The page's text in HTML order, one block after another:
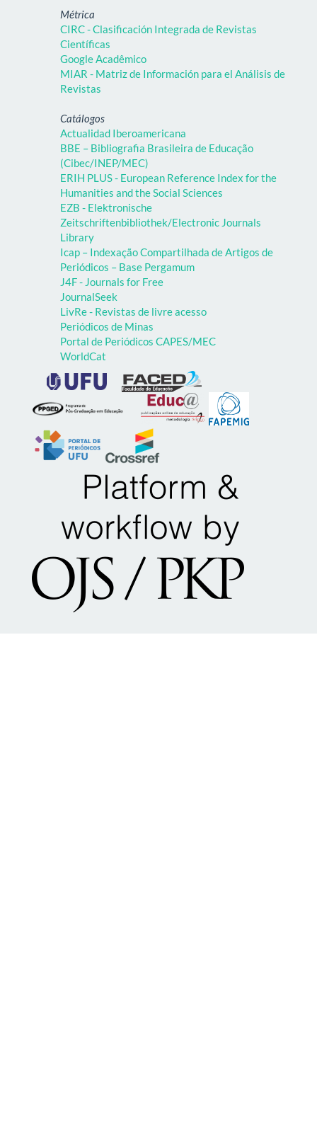
Métrica
CIRC - Clasificación Integrada de Revistas
Científicas
Google Acadêmico
MIAR - Matriz de Información para el Análisis de
Revistas
Catálogos
Actualidad Iberoamericana
BBE – Bibliografia Brasileira de Educação
(Cibec/INEP/MEC)
ERIH PLUS - European Reference Index for the
Humanities and the Social Sciences
EZB - Elektronische
Zeitschriftenbibliothek/Electronic Journals
Library
Icap – Indexação Compartilhada de Artigos de
Periódicos – Base Pergamum
J4F - Journals for Free
JournalSeek
LivRe - Revistas de livre acesso
Periódicos de Minas
Portal de Periódicos CAPES/MEC
WorldCat